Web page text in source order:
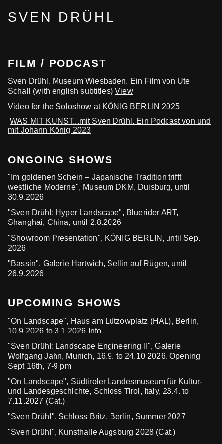
SVEN DRÜHL
FILM / PODCAST
Sven Drühl. Museum Wiesbaden. Ein Film von Ute
Schall (with english subtitles)View
Video for the Soloshow at KÖNIG BERLIN 2025
WAS MIT KUNST...mit Sven Drühl. Ein Podcast von und
mit Johann König 2023
ONGOING SHOWS
"Im goldenen Schein – Japanische Tradition trifft
westliche Moderne", Museum DKM, Duisburg, until
30.9.2026
"Sven Drühl: Hyper Landscape", Bluerider ART,
Shanghai, China, until 2.8.2026
"Showroom Presentation", KÖNIG BERLIN, until Sep.
2026
"Bassin", Galerie Hartwich, Sellin auf Rügen, until
26.9.2026
UPCOMING SHOWS
"On Landscape", Haus am Lützowplatz (HAL), Berlin,
10.9.2026 to 3.1.2026 Info
"Sven Drühl: Landscape Engineering II", Galerie
Wolfgang Jahn, Munich, 16.9. to 24.10 2026. Opening
Sept 16th, 7-9 pm
"On Landscape", Südtiroler Landesmuseum für Kultur-
und Landesgeschichte, Schloss Tirol, Italy, 23.4. to
7.11.2027 (Cat.)
"Sven Drühl", Schloss Britz, Berlin, Summer 2027
"Sven Drühl", Kunsthalle Augsburg 2028 (Cat.)